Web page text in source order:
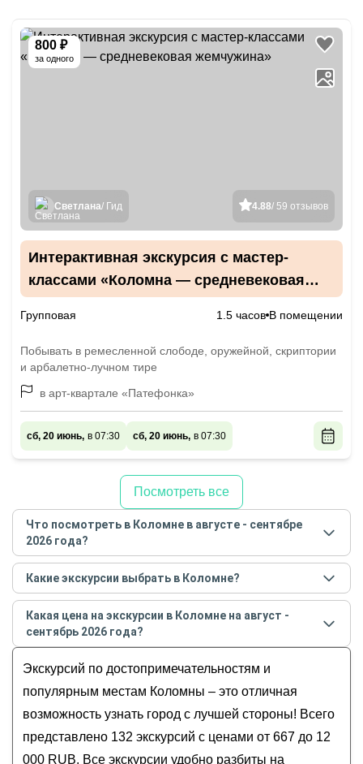
800 ₽
за одного
4.88/ 59 отзывов
Светлана/ Гид
Интерактивная экскурсия с мастер-
классами «Коломна — средневековая
Групповая 1.5 часов В помещении
Побывать в ремесленной слободе, оружейной, скриптории
и арбалетно-лучном тире
в арт-квартале «Патефонка»
сб, 20 июнь, в 07:30 сб, 20 июнь, в 07:30
Посмотреть все
Что посмотреть в Коломне в августе - сентябре
2026 года?
Самые популярные местав Коломнев августе -
сентябре 2026года:
Обзорные
История и архитектура
Музеи и искусство
Гастрономические
Для детей
Какие экскурсии выбрать в Коломне?
Самые популярные экскурсиив Коломнев августе
- сентябре 2026года:
Увлекательное знакомство с Коломной
Знакомьтесь, Коломна!
Исповедь старого города: секреты
Коломенского кремля и посада
Самое интересное в Коломне за 2 часа
По Коломне с краеведом
Какая цена на экскурсии в Коломне на август -
сентябрь 2026 года?
сентябрь 2026года от 667до 12 000 RUB
Экскурсий по достопримечательностям и
популярным местам Коломны – это отличная
возможность узнать город с лучшей стороны! Всего
представлено 132 экскурсий с ценами от 667 до 12
000 RUB. Все экскурсии удобно разбиты на